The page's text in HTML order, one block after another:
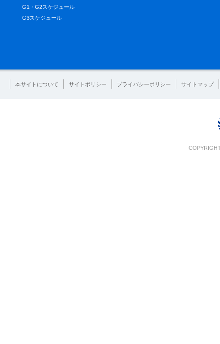
G1・G2スケジュール
G3スケジュール
本サイトについて サイトポリシー プライバシーポリシー サイトマップ